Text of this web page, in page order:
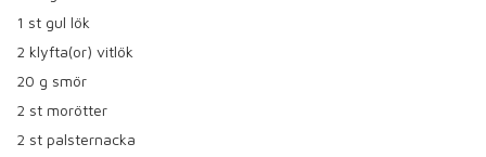
1 st gul lök
2 klyfta(or) vitlök
20 g smör
2 st morötter
2 st palsternacka